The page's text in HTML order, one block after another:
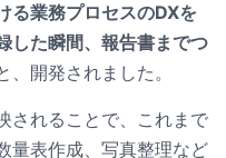
る業務プロセスのDXを
した瞬間、報告書までつ
開発されました。
されることで、これまで
量表作成、写真整理など